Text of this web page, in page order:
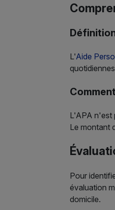
L'Aide
L'APA n'est
Le montant
Pour
évaluation
domicile.